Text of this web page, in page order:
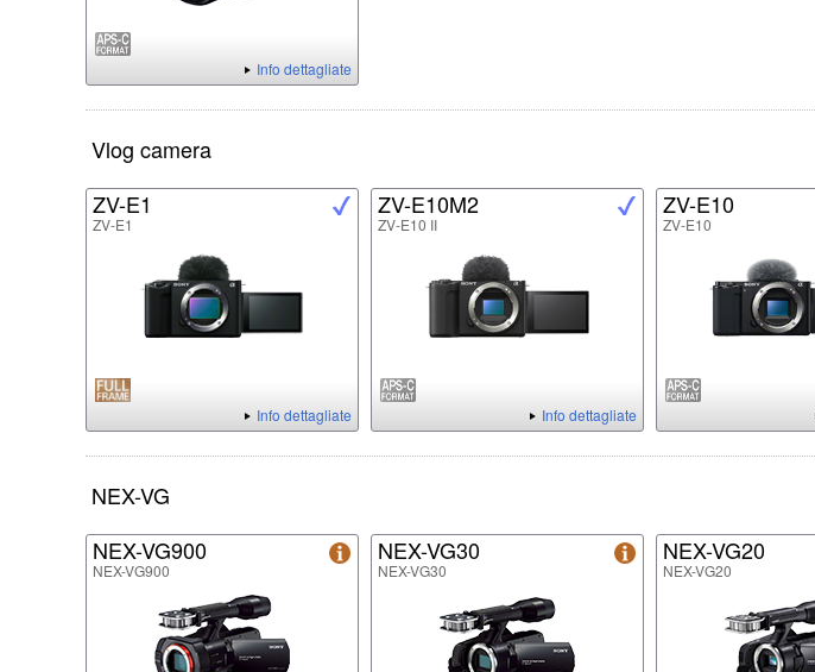
Info dettagliate
Vlog camera
ZV-E1
ZV-E1
Info dettagliate
ZV-E10M2
ZV-E10 II
Info dettagliate
ZV-E10
ZV-E10
NEX-VG
NEX-VG900
NEX-VG900
NEX-VG30
NEX-VG30
NEX-VG20
NEX-VG20